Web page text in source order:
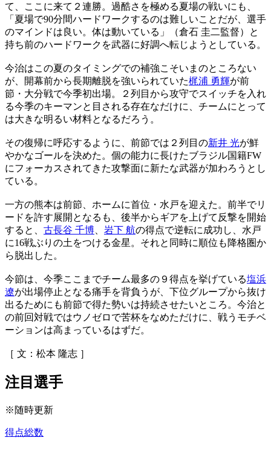
て、ここに来て２連勝。過酷さを極める夏場の戦いにも、
「夏場で90分間ハードワークするのは難しいことだが、選手
のマインドは良い。体は動いている」（倉石 圭二監督）と
持ち前のハードワークを武器に好調へ転じようとしている。
今治はこの夏のタイミングでの補強こそいまのところない
が、開幕前から長期離脱を強いられていた梶浦 勇輝が前
節・大分戦で今季初出場。２列目から攻守でスイッチを入れ
る今季のキーマンと目される存在なだけに、チームにとって
は大きな明るい材料となるだろう。
その復帰に呼応するように、前節では２列目の新井 光が鮮
やかなゴールを決めた。個の能力に長けたブラジル国籍FW
にフォーカスされてきた攻撃面に新たな武器が加わろうとし
ている。
一方の熊本は前節、ホームに首位・水戸を迎えた。前半でリ
ードを許す展開となるも、後半からギアを上げて反撃を開始
すると、 古長谷 千博 岩下 航の得点で逆転に成功し、水戸
に16戦ぶりの土をつける金星。それと同時に順位も降格圏か
ら脱出した。
今節は、今季ここまでチーム最多の９得点を挙げている塩浜
遼が出場停止となる痛手を背負うが、下位グループから抜け
出るためにも前節で得た勢いは持続させたいところ。今治と
の前回対戦ではウノゼロで苦杯をなめただけに、戦うモチベ
ーションは高まっているはずだ。
［ 文：松本 隆志 ］
注目選手
※随時更新
得点総数